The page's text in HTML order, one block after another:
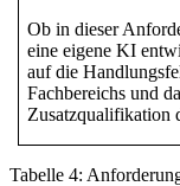
Ob in dieser
eine eigene KI
auf die
Fachbereichs und
Zusatzqualifikation
Tabelle 4: